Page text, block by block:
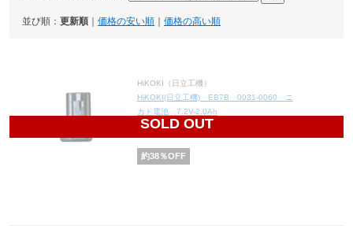
並び順： 更新順 価格の安い順 価格の高い順
SOLD OUT
HiKOKI（日立工機）
HiKOKI(日立工機) EB7B 0031-0060 ニ
カド電池 7.2V-2.0Ah
7,192
約38％OFF